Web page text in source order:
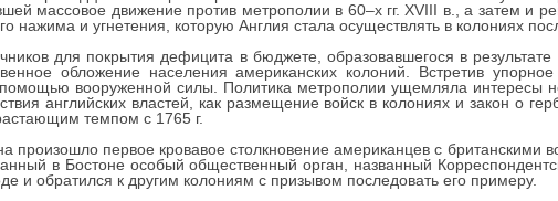
массовое движение против метрополии в 60–х гг. XVIII в., а затем и
нажима и угнетения, которую Англия стала осуществлять в колониях
для покрытия дефицита в бюджете, образовавшегося в
обложение населения американских колоний. Встретив
вооруженной силы. Политика метрополии ущемляла интересы
английских властей, как размещение войск в колониях и закон о
темпом с 1765 г.
произошло первое кровавое столкновение американцев с британскими
в Бостоне особый общественный орган, названный
и обратился к другим колониям с призывом последовать его примеру.